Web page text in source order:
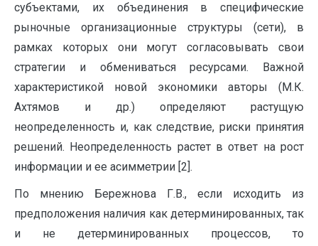
субъектами, их объединения в специфические
рыночные организационные структуры (сети), в
рамках которых они могут согласовывать свои
стратегии и обмениваться ресурсами. Важной
характеристикой новой экономики авторы (М.К.
Ахтямов и др.) определяют растущую
неопределенность и, как следствие, риски принятия
решений. Неопределенность растет в ответ на рост
информации и ее асимметрии [2].
По мнению Бережнова Г.В., если исходить из
предположения наличия как детерминированных, так
и не детерминированных процессов, то